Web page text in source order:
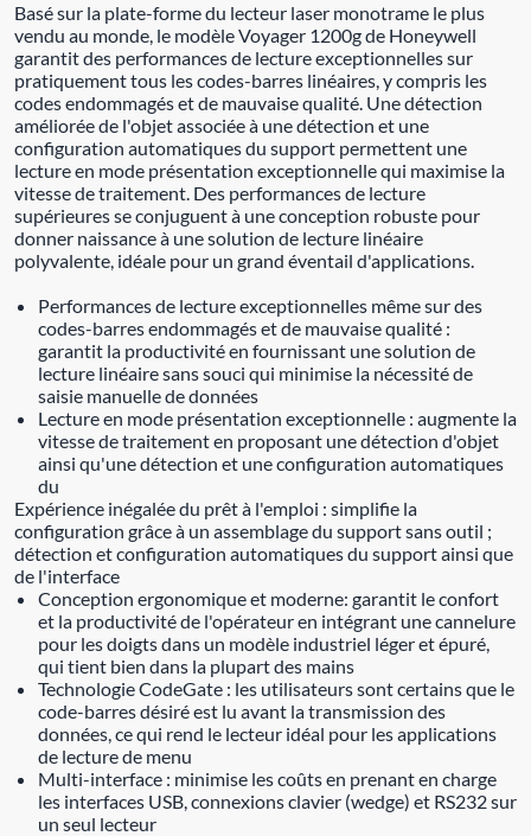
Basé sur la plate-forme du lecteur laser monotrame le plus
vendu au monde, le modèle Voyager 1200g de Honeywell
garantit des performances de lecture exceptionnelles sur
pratiquement tous les codes-barres linéaires, y compris les
codes endommagés et de mauvaise qualité. Une détection
améliorée de l'objet associée à une détection et une
configuration automatiques du support permettent une
lecture en mode présentation exceptionnelle qui maximise la
vitesse de traitement. Des performances de lecture
supérieures se conjuguent à une conception robuste pour
donner naissance à une solution de lecture linéaire
polyvalente, idéale pour un grand éventail d'applications.
Performances de lecture exceptionnelles même sur des
codes-barres endommagés et de mauvaise qualité :
garantit la productivité en fournissant une solution de
lecture linéaire sans souci qui minimise la nécessité de
saisie manuelle de données
Lecture en mode présentation exceptionnelle : augmente la
vitesse de traitement en proposant une détection d'objet
ainsi qu'une détection et une configuration automatiques
du
Expérience inégalée du prêt à l'emploi : simplifie la
configuration grâce à un assemblage du support sans outil ;
détection et configuration automatiques du support ainsi que
de l'interface
Conception ergonomique et moderne: garantit le confort
et la productivité de l'opérateur en intégrant une cannelure
pour les doigts dans un modèle industriel léger et épuré,
qui tient bien dans la plupart des mains
Technologie CodeGate : les utilisateurs sont certains que le
code-barres désiré est lu avant la transmission des
données, ce qui rend le lecteur idéal pour les applications
de lecture de menu
Multi-interface : minimise les coûts en prenant en charge
les interfaces USB, connexions clavier (wedge) et RS232 sur
un seul lecteur